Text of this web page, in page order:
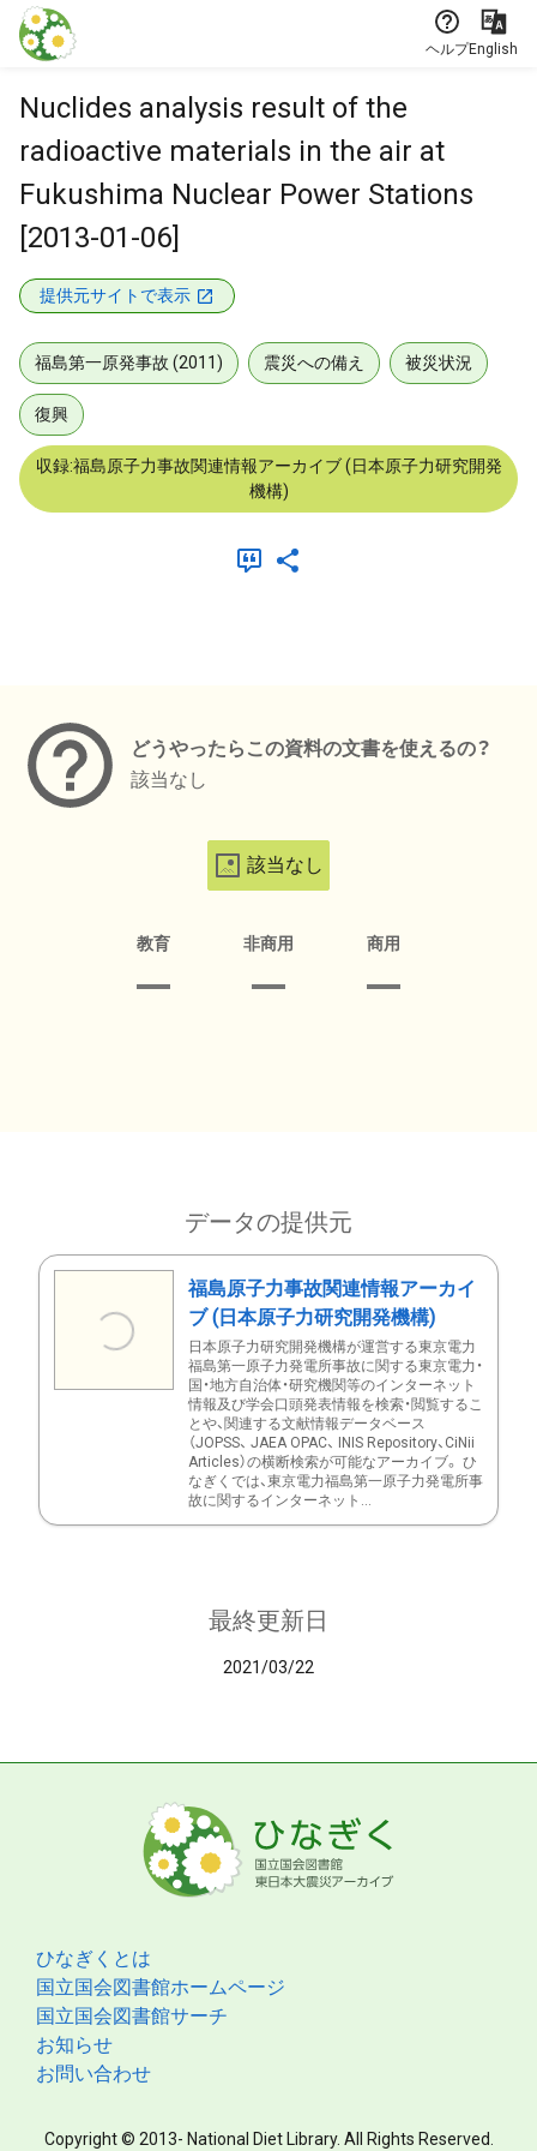
本文に飛ぶ
ヘルプEnglish
Nuclides analysis result of the
radioactive materials in the air at
Fukushima Nuclear Power Stations
[2013-01-06]
提供元サイトで表示
福島第一原発事故 (2011) 震災への備え 被災状況
復興
収録:福島原子力事故関連情報アーカイブ (日本原子力研究開発
機構)
どうやったらこの資料の文書を使えるの？
該当なし
該当なし
教育 非商用 商用
データの提供元
福島原子力事故関連情報アーカイ
ブ (日本原子力研究開発機構)
日本原子力研究開発機構が運営する東京電力
福島第一原子力発電所事故に関する東京電力・
国・地方自治体・研究機関等のインターネット
情報及び学会口頭発表情報を検索・閲覧するこ
とや、関連する文献情報データベース
（JOPSS、 JAEA OPAC、 INIS Repository、CiNii
Articles）の横断検索が可能なアーカイブ。 ひ
なぎくでは、東京電力福島第一原子力発電所事
故に関するインターネット...
最終更新日
2021/03/22
ひなぎくとは
国立国会図書館ホームページ
国立国会図書館サーチ
お知らせ
お問い合わせ
Copyright © 2013- National Diet Library. All Rights Reserved.